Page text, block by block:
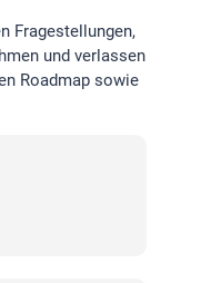
Fragestellungen,
und verlassen
Roadmap sowie